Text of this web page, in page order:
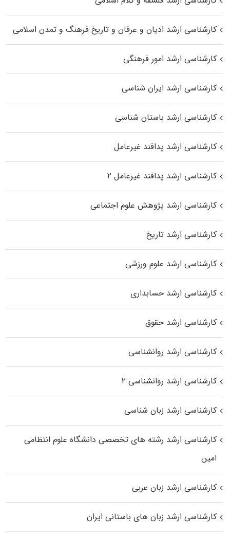
کارشناسی ارشد ادیان و عرفان و تاریخ فرهنگ و تمدن اسلامی
کارشناسی ارشد امور فرهنگی
کارشناسی ارشد ایران شناسی
کارشناسی ارشد باستان شناسی
کارشناسی ارشد پدافند غیرعامل
کارشناسی ارشد پدافند غیرعامل ۲
کارشناسی ارشد پژوهش علوم اجتماعی
کارشناسی ارشد تاریخ
کارشناسی ارشد علوم ورزشی
کارشناسی ارشد حسابداری
کارشناسی ارشد حقوق
کارشناسی ارشد روانشناسی
کارشناسی ارشد روانشناسی ۲
کارشناسی ارشد زبان شناسی
کارشناسی ارشد رﺷﺘﻪ ﻫﺎی تخصصی داﻧﺸﮕﺎه ﻋﻠﻮم انتظامی
اﻣﻴﻦ
کارشناسی ارشد زبان عربی
کارشناسی ارشد زبان‌ های باستانی ایران